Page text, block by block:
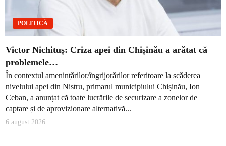
POLITICĂ
Victor Nichituș: Criza apei din Chișinău a arătat că
problemele…
În contextul amenințărilor/îngrijorărilor referitoare la scăderea
nivelului apei din Nistru, primarul municipiului Chișinău, Ion
Ceban, a anunțat că toate lucrările de securizare a zonelor de
captare și de aprovizionare alternativă...
6 august 2026